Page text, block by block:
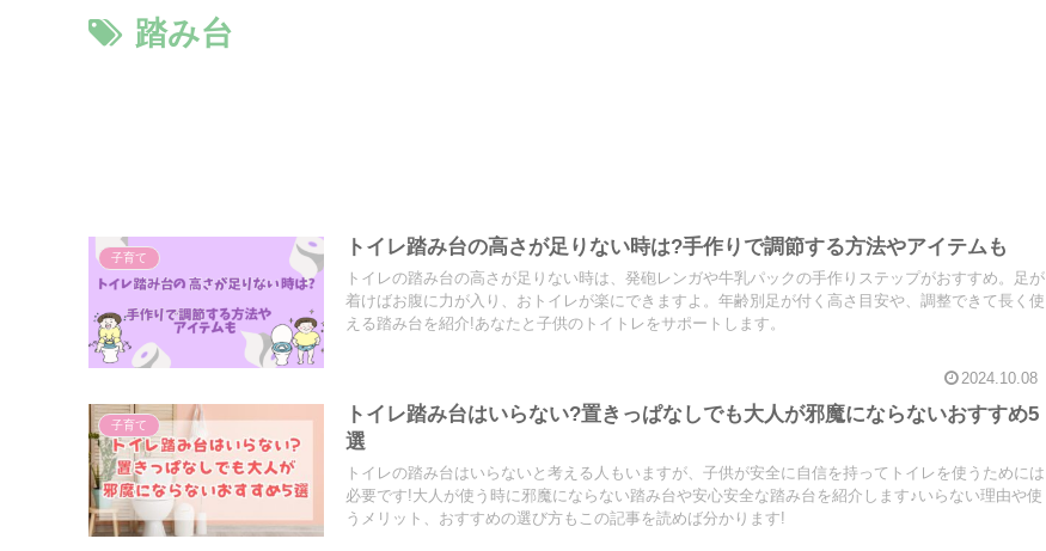
踏み台
子育て トイレ踏み台の高さが足りない時は?手作りで調節する方法やアイテムも
トイレの踏み台の高さが足りない時は、発砲レンガや牛乳パックの手作りステップがおすすめ。足が
着けばお腹に力が入り、おトイレが楽にできますよ。年齢別足が付く高さ目安や、調整できて長く使
える踏み台を紹介!あなたと子供のトイトレをサポートします。
2024.10.08
子育て
トイレ踏み台はいらない?置きっぱなしでも大人が邪魔にならないおすすめ5
選
トイレの踏み台はいらないと考える人もいますが、子供が安全に自信を持ってトイレを使うためには
必要です!大人が使う時に邪魔にならない踏み台や安心安全な踏み台を紹介します♪いらない理由や使
うメリット、おすすめの選び方もこの記事を読めば分かります!